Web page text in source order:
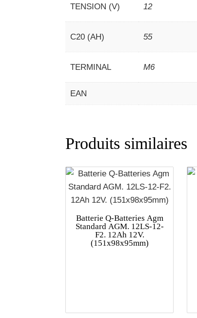
TENSION (V) 12
C20 (AH) 55
TERMINAL M6
EAN
Produits similaires
Batterie Q-Batteries Agm
Standard AGM. 12LS-12-
F2. 12Ah 12V.
(151x98x95mm)